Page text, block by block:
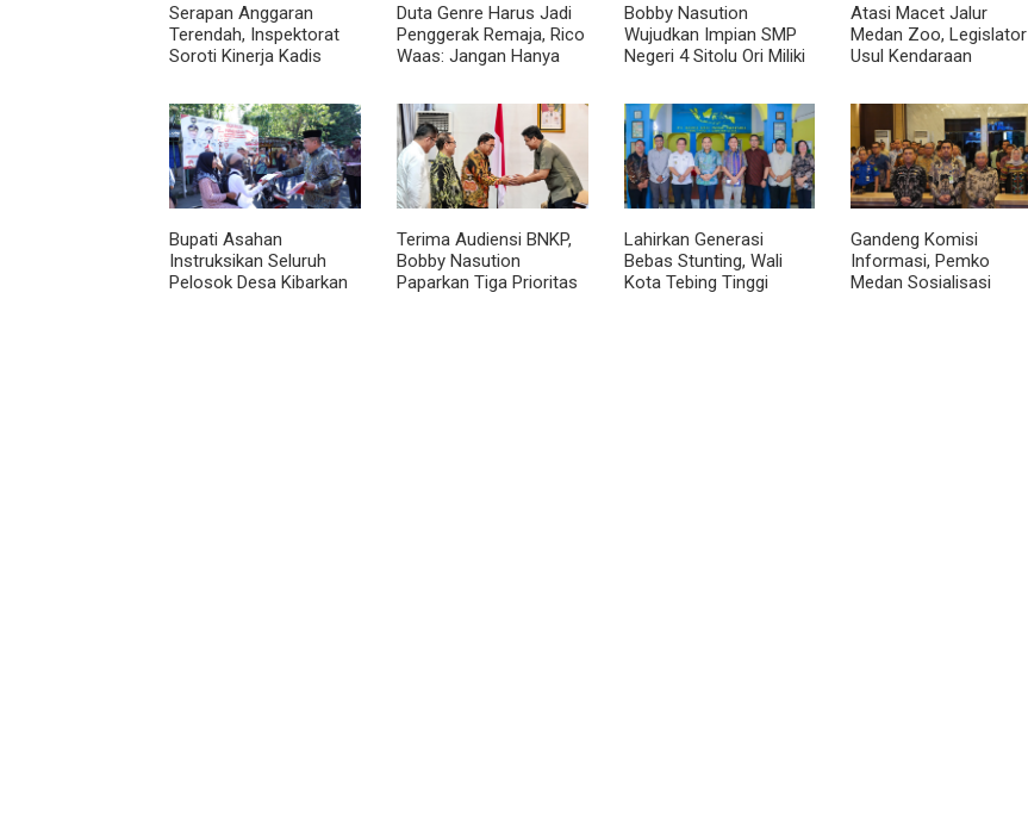
Serapan Anggaran
Terendah, Inspektorat
Soroti Kinerja Kadis
Duta Genre Harus Jadi
Penggerak Remaja, Rico
Waas: Jangan Hanya
Bobby Nasution
Wujudkan Impian SMP
Negeri 4 Sitolu Ori Miliki
Atasi Macet Jalur
Medan Zoo, Legislator
Usul Kendaraan
Jalur Royal Sumatera
Bupati Asahan
Instruksikan Seluruh
Pelosok Desa Kibarkan
Terima Audiensi BNKP,
Bobby Nasution
Paparkan Tiga Prioritas
Lahirkan Generasi
Bebas Stunting, Wali
Kota Tebing Tinggi
Gandeng Komisi
Informasi, Pemko
Medan Sosialisasi